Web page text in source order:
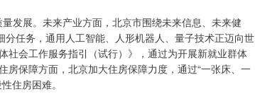
发展。未来产业方面，北京市围绕未来信息、未来健
任务，通用人工智能、人形机器人、量子技术正迈向世
社会工作服务指引（试行）》，通过为开展新就业群体
保障方面，北京加大住房保障力度，通过“一张床、一
住房困难。